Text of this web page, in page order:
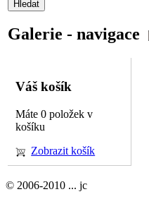
Galerie - navigace
Váš košík
Máte 0 položek v
košíku
Zobrazit košík
© 2006-2010 ... jc